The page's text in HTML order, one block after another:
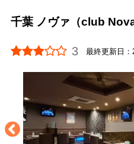
千葉 ノヴァ（club Nova
3 最終更新日：